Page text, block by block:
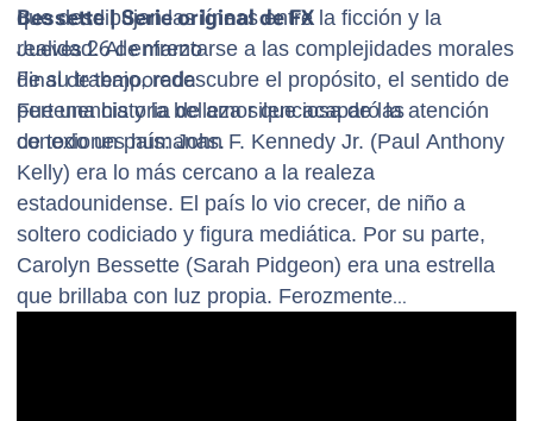
que desdibujan las líneas entre la ficción y la
realidad. Al enfrentarse a las complejidades morales
de su trabajo, redescubre el propósito, el sentido de
pertenencia y la belleza silenciosa de las
conexiones humanas.
Bessette | Serie original de FX
Jueves 26 de marzo
Final de temporada
Fue una historia de amor que acaparó la atención
de todo un país: John F. Kennedy Jr. (Paul Anthony
Kelly) era lo más cercano a la realeza
estadounidense. El país lo vio crecer, de niño a
soltero codiciado y figura mediática. Por su parte,
Carolyn Bessette (Sarah Pidgeon) era una estrella
que brillaba con luz propia. Ferozmente